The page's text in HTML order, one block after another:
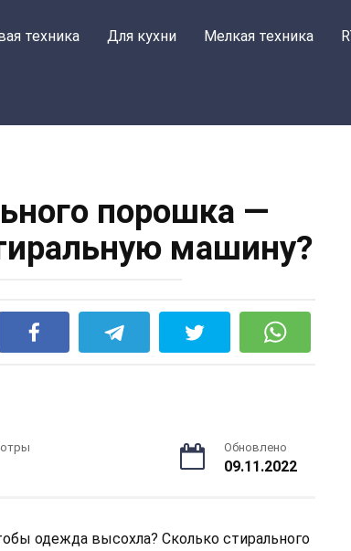
техника Для кухни Мелкая техника
порошка —
машину?
Обновлено
09.11.2022
одежда высохла? Сколько стирального